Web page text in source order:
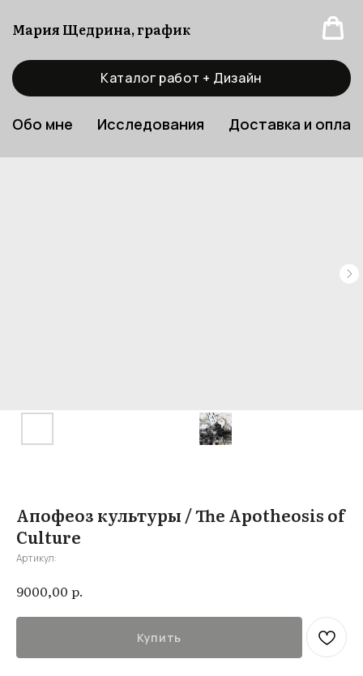
Мария Щедрина, график
Каталог работ + Дизайн
Обо мне Исследования Доставка и
Апофеоз культуры / The Apotheosis of
Culture
Артикул:
9000,00 р.
Купить